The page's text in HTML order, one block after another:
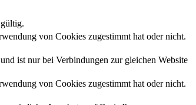
von Cookies zugestimmt hat oder nicht.
ist nur bei Verbindungen zur gleichen Website
von Cookies zugestimmt hat oder nicht.